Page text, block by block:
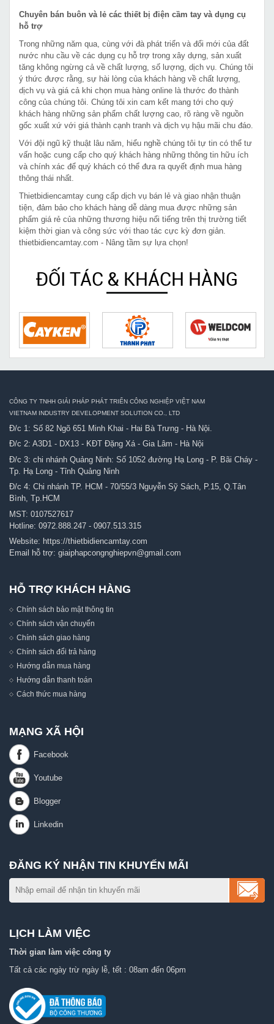
Chuyên bán buôn và lẻ các thiết bị điện cầm tay và dụng cụ
hỗ trợ
Trong những năm qua, cùng với đà phát triển và đổi mới của đất
nước nhu cầu về các dụng cụ hỗ trợ trong xây dựng, sản xuất
tăng không ngừng cả về chất lượng, số lượng, dịch vụ. Chúng tôi
ý thức được rằng, sự hài lòng của khách hàng về chất lượng,
dịch vụ và giá cả khi chọn mua hàng online là thước đo thành
công của chúng tôi. Chúng tôi xin cam kết mang tới cho quý
khách hàng những sản phẩm chất lượng cao, rõ ràng về nguồn
gốc xuất xứ với giá thành cạnh tranh và dịch vụ hậu mãi chu đáo.
Với đội ngũ kỹ thuật lâu năm, hiểu nghề chúng tôi tự tin có thể tư
vấn hoặc cung cấp cho quý khách hàng những thông tin hữu ích
và chính xác để quý khách có thể đưa ra quyết định mua hàng
thông thái nhất.
Thietbidiencamtay cung cấp dịch vụ bán lẻ và giao nhận thuận
tiện, đảm bảo cho khách hàng dễ dàng mua được những sản
phẩm giá rẻ của những thương hiệu nổi tiếng trên thị trường tiết
kiệm thời gian và công sức với thao tác cực kỳ đơn giản.
thietbidiencamtay.com - Nâng tầm sự lựa chọn!
ĐỐI TÁC & KHÁCH HÀNG
CÔNG TY TNHH GIẢI PHÁP PHÁT TRIỂN CÔNG NGHIỆP VIỆT NAM
VIETNAM INDUSTRY DEVELOPMENT SOLUTION CO., LTD
Đ/c 1: Số 82 Ngõ 651 Minh Khai - Hai Bà Trưng - Hà Nội.
Đ/c 2: A3D1 - DX13 - KĐT Đặng Xá - Gia Lâm - Hà Nội
Đ/c 3: chi nhánh Quảng Ninh: Số 1052 đường Hạ Long - P. Bãi Cháy -
Tp. Hạ Long - Tỉnh Quảng Ninh
Đ/c 4: Chi nhánh TP. HCM - 70/55/3 Nguyễn Sỹ Sách, P.15, Q.Tân
Bình, Tp.HCM
MST: 0107527617
Hotline: 0972.888.247 - 0907.513.315
Website: https://thietbidiencamtay.com
Email hỗ trợ: giaiphapcongnghiepvn@gmail.com
HỖ TRỢ KHÁCH HÀNG
Chính sách bảo mật thông tin
Chính sách vận chuyển
Chính sách giao hàng
Chính sách đổi trả hàng
Hướng dẫn mua hàng
Hướng dẫn thanh toán
Cách thức mua hàng
MẠNG XÃ HỘI
ĐĂNG KÝ NHẬN TIN KHUYẾN MÃI
LỊCH LÀM VIỆC
Thời gian làm việc công ty
Tất cả các ngày trừ ngày lễ, tết : 08am đến 06pm